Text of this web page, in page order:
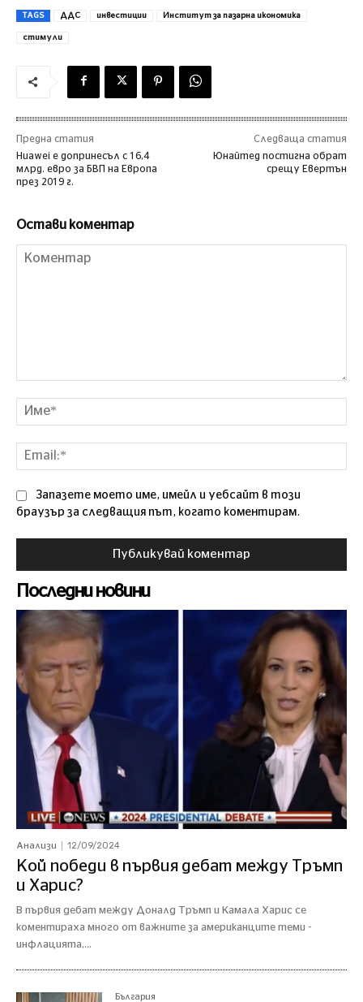
TAGS ДДС инвестиции Институт за пазарна икономика
стимули
Предна статия
Huawei е допринесъл с 16,4
млрд. евро за БВП на Европа
през 2019 г.
Следваща статия
Юнайтед постигна обрат
срещу Евертън
Остави коментар
Запазете моето име, имейл и уебсайт в този
браузър за следващия път, когато коментирам.
Последни новини
Анализи 12/09/2024
Кой победи в първия дебат между Тръмп
и Харис?
В първия дебат между Доналд Тръмп и Камала Харис се
коментираха много от важните за американците теми -
инфлацията,...
България